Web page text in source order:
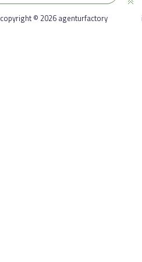
copyright © 2026 agenturfactory